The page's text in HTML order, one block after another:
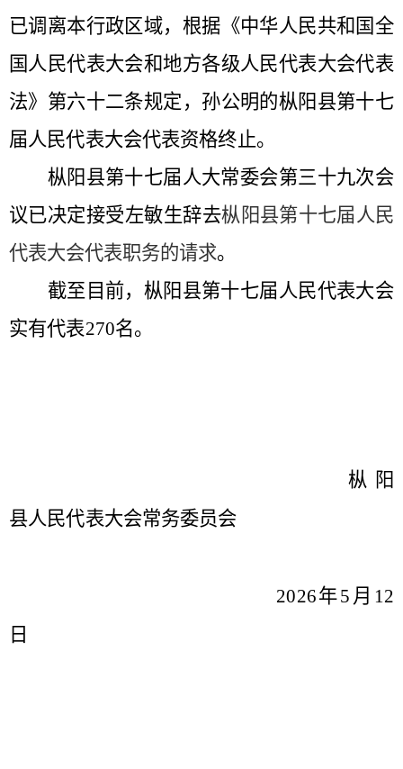
已调离本行政区域，根据《中华人民共和国全
国人民代表大会和地方各级人民代表大会代表
法》第六十二条规定，孙公明的枞阳县第十七
届人民代表大会代表资格终止。
枞阳县第十七届人大常委会第三十九次会
议已决定接受左敏生辞去枞阳县第十七届人民
代表大会代表职务的请求。
截至目前，枞阳县第十七届人民代表大会
实有代表270名。
枞阳
县人民代表大会常务委员会
2026年5 月12
日